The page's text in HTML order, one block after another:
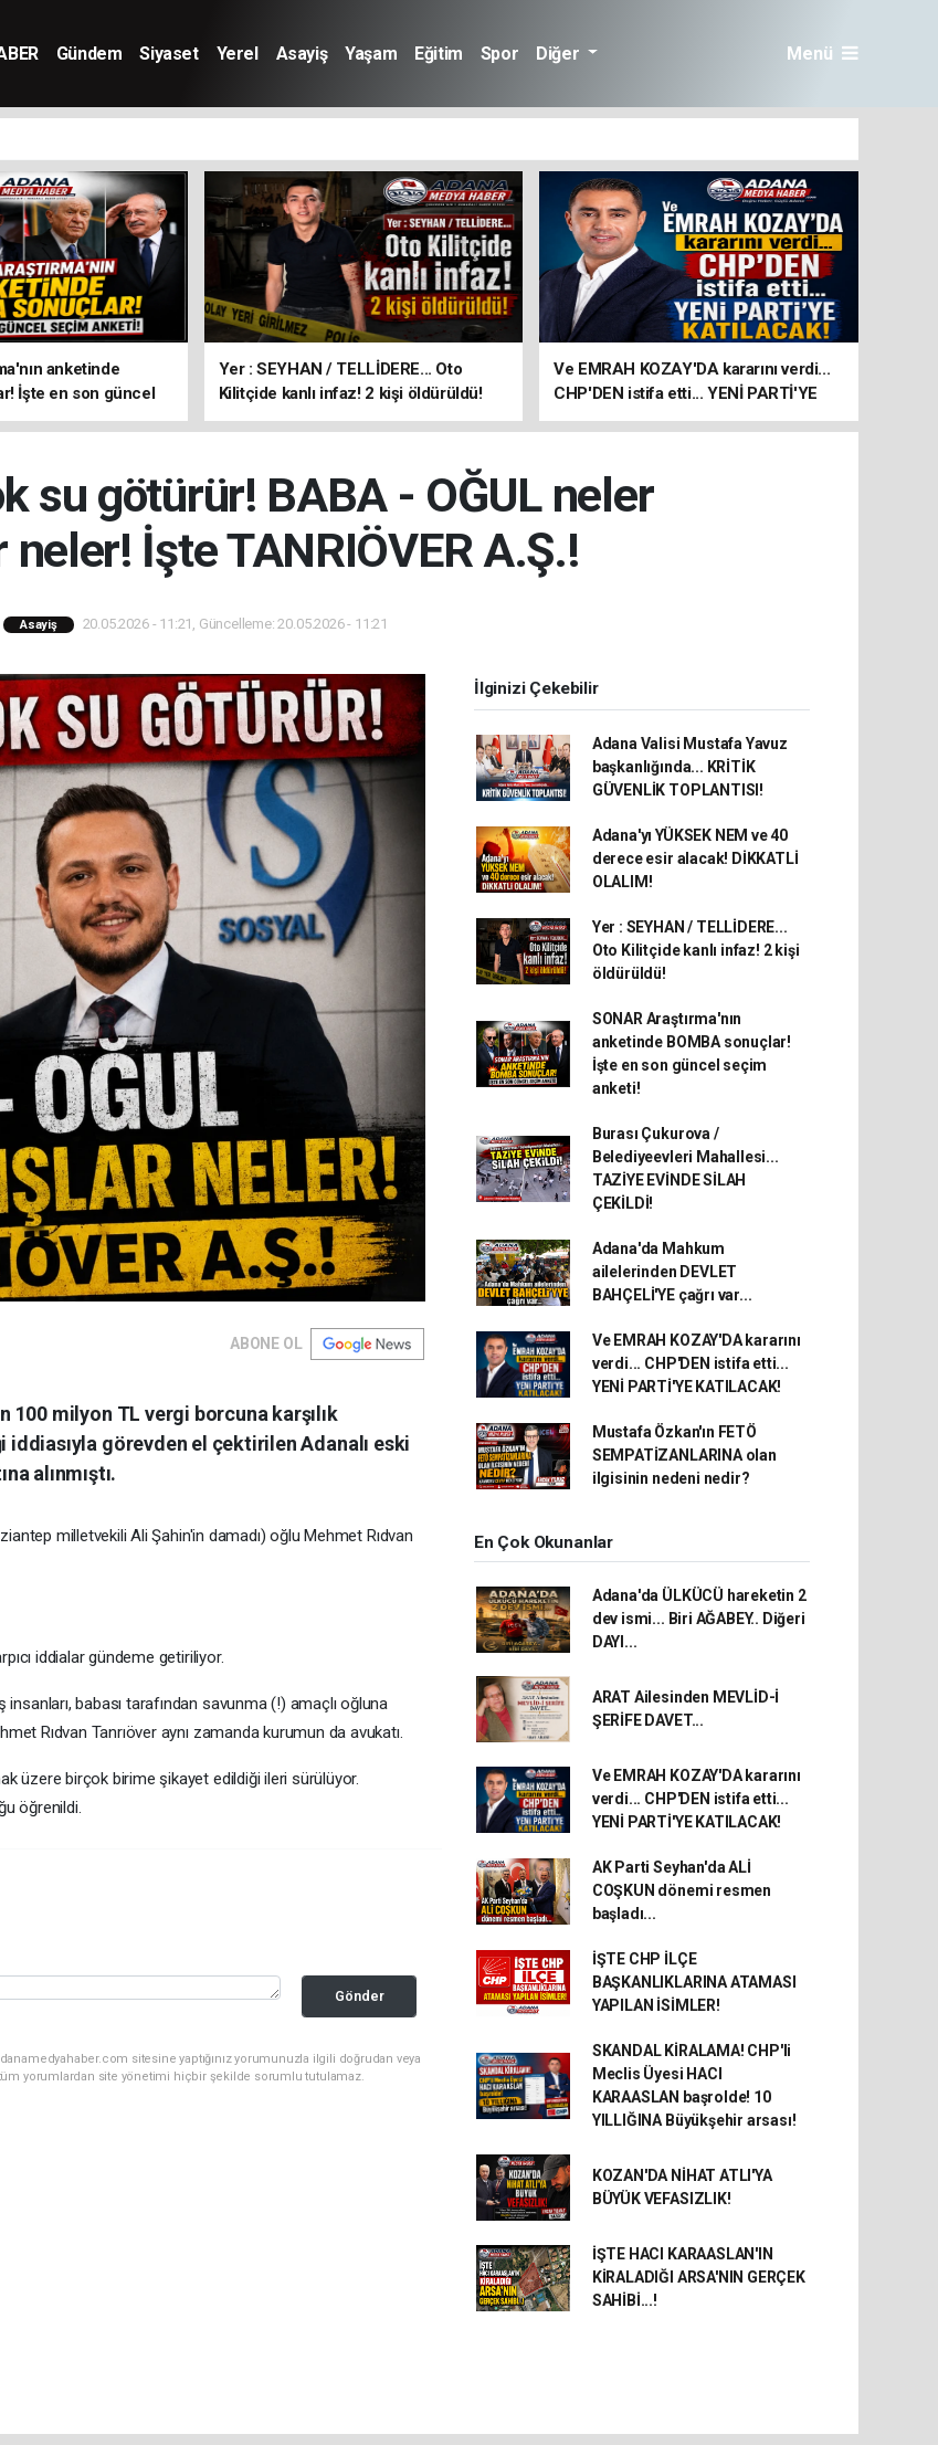
Gündem Siyaset Yerel Asayiş Yaşam Eğitim Spor Diğer Menü
anketinde
İşte en son güncel
Yer : SEYHAN / TELLİDERE... Oto
Kilitçide kanlı infaz! 2 kişi öldürüldü!
Ve EMRAH KOZAY'DA kararını verdi...
CHP'DEN istifa etti... YENİ PARTİ'YE
KATILACAK!
su götürür! BABA - OĞUL neler
neler! İşte TANRIÖVER A.Ş.!
Asayiş 20.05.2026 - 11:21, Güncelleme: 20.05.2026 - 11:21
ABONE OL
100 milyon TL vergi borcuna karşılık
görevden el çektirilen Adanalı eski
alınmıştı.
milletvekili Ali Şahin'in damadı) oğlu Mehmet Rıdvan
iddialar gündeme getiriliyor.
babası tarafından savunma (!) amaçlı oğluna
Rıdvan Tanrıöver aynı zamanda kurumun da avukatı.
üzere birçok birime şikayet edildiği ileri sürülüyor.
öğrenildi.
Gönder
sitesine yaptığınız yorumunuzla ilgili doğrudan veya
yorumlardan site yönetimi hiçbir şekilde sorumlu tutulamaz.
İlginizi Çekebilir
Adana Valisi Mustafa Yavuz
başkanlığında... KRİTİK
GÜVENLİK TOPLANTISI!
Adana'yı YÜKSEK NEM ve 40
derece esir alacak! DİKKATLİ
OLALIM!
Yer : SEYHAN / TELLİDERE...
Oto Kilitçide kanlı infaz! 2 kişi
öldürüldü!
SONAR Araştırma'nın
anketinde BOMBA sonuçlar!
İşte en son güncel seçim
anketi!
Burası Çukurova /
Belediyeevleri Mahallesi...
TAZİYE EVİNDE SİLAH
ÇEKİLDİ!
Adana'da Mahkum
ailelerinden DEVLET
BAHÇELİ'YE çağrı var...
Ve EMRAH KOZAY'DA kararını
verdi... CHP'DEN istifa etti...
YENİ PARTİ'YE KATILACAK!
Mustafa Özkan'ın FETÖ
SEMPATİZANLARINA olan
ilgisinin nedeni nedir?
En Çok Okunanlar
Adana'da ÜLKÜCÜ hareketin 2
dev ismi... Biri AĞABEY.. Diğeri
DAYI...
ARAT Ailesinden MEVLİD-İ
ŞERİFE DAVET...
Ve EMRAH KOZAY'DA kararını
verdi... CHP'DEN istifa etti...
YENİ PARTİ'YE KATILACAK!
AK Parti Seyhan'da ALİ
COŞKUN dönemi resmen
başladı...
İŞTE CHP İLÇE
BAŞKANLIKLARINA ATAMASI
YAPILAN İSİMLER!
SKANDAL KİRALAMA! CHP'li
Meclis Üyesi HACI
KARAASLAN başrolde! 10
YILLIĞINA Büyükşehir arsası!
KOZAN'DA NİHAT ATLI'YA
BÜYÜK VEFASIZLIK!
İŞTE HACI KARAASLAN'IN
KİRALADIĞI ARSA'NIN GERÇEK
SAHİBİ...!